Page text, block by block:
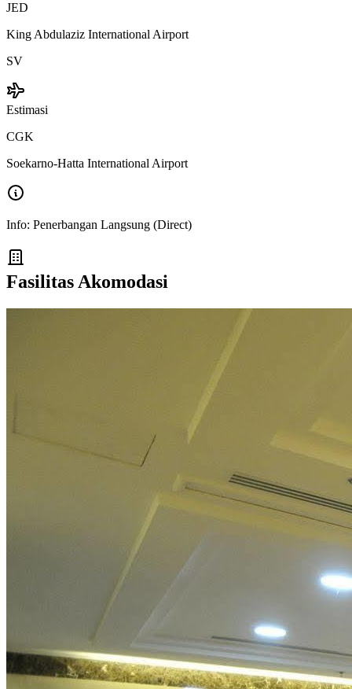
JED
King Abdulaziz International Airport
SV
Estimasi
CGK
Soekarno-Hatta International Airport
Info: Penerbangan Langsung (Direct)
Fasilitas Akomodasi